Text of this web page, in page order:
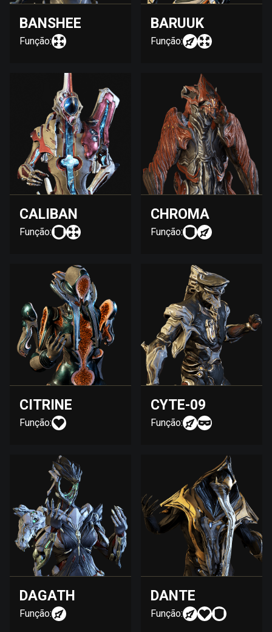
BANSHEE
Função:
BARUUK
Função:
CALIBAN
Função:
CHROMA
Função:
CITRINE
Função:
CYTE-09
Função:
DAGATH
Função:
DANTE
Função: